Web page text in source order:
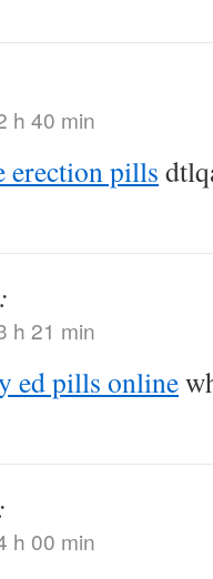
h 40 min
erection pills
h 21 min
ed pills online
h 00 min